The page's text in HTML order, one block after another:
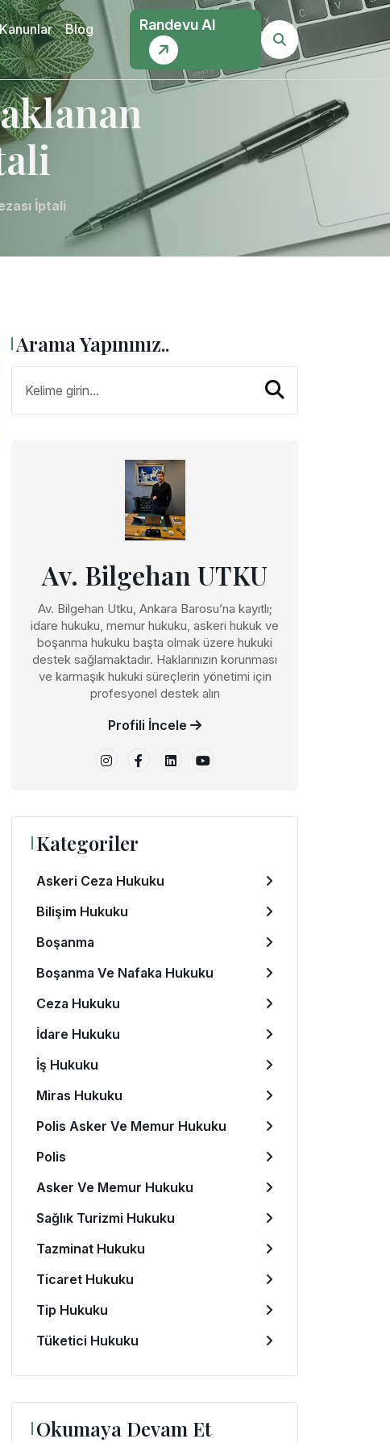
Kanunlar
Blog
Randevu Al
İptali
Arama Yapınınız..
Av. Bilgehan UTKU
Av. Bilgehan Utku, Ankara Barosu’na kayıtlı;
idare hukuku, memur hukuku, askeri hukuk ve
boşanma hukuku başta olmak üzere hukuki
destek sağlamaktadır. Haklarınızın korunması
ve karmaşık hukuki süreçlerin yönetimi için
profesyonel destek alın
Profili İncele
Kategoriler
Askeri Ceza Hukuku
Bilişim Hukuku
Boşanma
Boşanma Ve Nafaka Hukuku
Ceza Hukuku
İdare Hukuku
İş Hukuku
Miras Hukuku
Polis Asker Ve Memur Hukuku
Polis
Asker Ve Memur Hukuku
Sağlık Turizmi Hukuku
Tazminat Hukuku
Ticaret Hukuku
Tip Hukuku
Tüketici Hukuku
Okumaya Devam Et